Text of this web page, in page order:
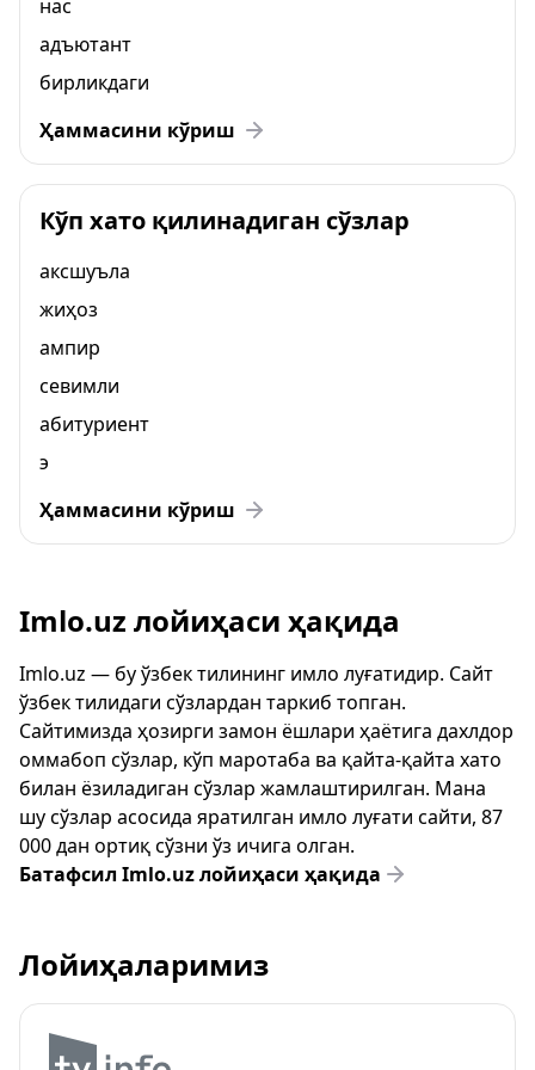
нас
адъютант
бирликдаги
Ҳаммасини кўриш
Кўп хато қилинадиган сўзлар
аксшуъла
жиҳоз
ампир
севимли
абитуриент
э
Ҳаммасини кўриш
Imlo.uz лойиҳаси ҳақида
Imlo.uz — бу ўзбек тилининг имло луғатидир. Сайт
ўзбек тилидаги сўзлардан таркиб топган.
Сайтимизда ҳозирги замон ёшлари ҳаётига дахлдор
оммабоп сўзлар, кўп маротаба ва қайта-қайта хато
билан ёзиладиган сўзлар жамлаштирилган. Мана
шу сўзлар асосида яратилган имло луғати сайти, 87
000 дан ортиқ сўзни ўз ичига олган.
Батафсил Imlo.uz лойиҳаси ҳақида
Лойиҳаларимиз